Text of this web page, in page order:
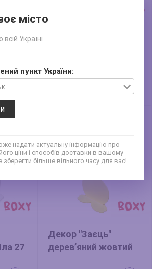
місто
Україні
пункт України:
надати актуальну інформацію про
ціни і способів доставки в вашому
більше вільного часу для вас!
см
27
Декор "Заєць"
дерев’яний жовтий